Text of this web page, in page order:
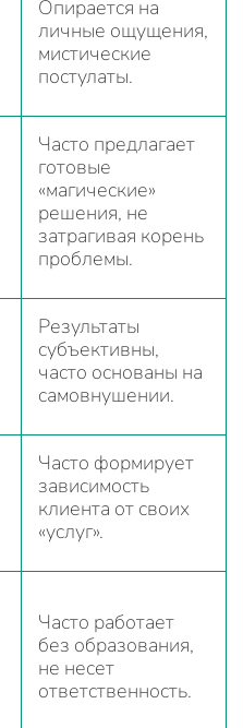
Опирается на
личные ощущения,
мистические
постулаты.
Часто предлагает
готовые
«магические»
решения, не
затрагивая корень
проблемы.
Результаты
субъективны,
часто основаны на
самовнушении.
Часто формирует
зависимость
клиента от своих
«услуг».
Часто работает
без образования,
не несет
ответственность.